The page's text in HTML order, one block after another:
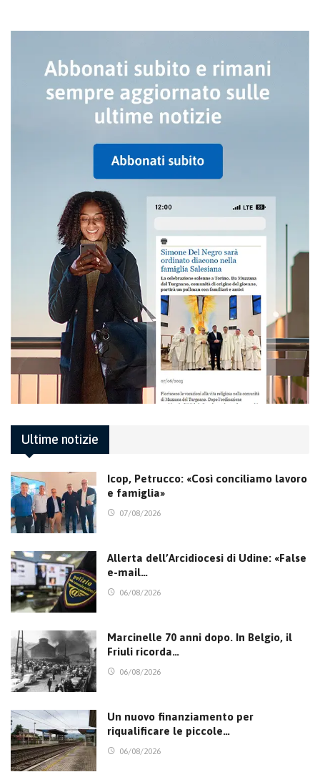
Ultime notizie
Icop, Petrucco: «Così conciliamo lavoro
e famiglia»
07/08/2026
Allerta dell’Arcidiocesi di Udine: «False
e-mail…
06/08/2026
Marcinelle 70 anni dopo. In Belgio, il
Friuli ricorda…
06/08/2026
Un nuovo finanziamento per
riqualificare le piccole…
06/08/2026